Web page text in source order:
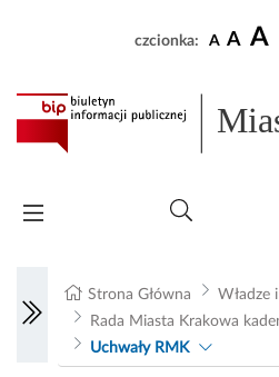
czcionka: A A A
Strona Główna
Władze
Rada Miasta Krakowa
Uchwały RMK